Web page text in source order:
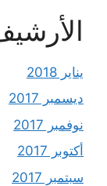
يناير 2018
ديسمبر 2017
نوفمبر 2017
أكتوبر 2017
سبتمبر 2017